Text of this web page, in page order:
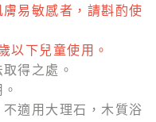
易敏感者，請斟酌使
以下兒童使用。
得之處。
適用大理石，木質浴